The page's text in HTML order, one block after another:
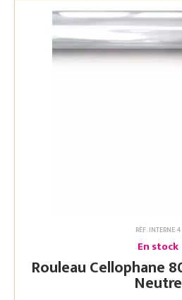
RÉF. INTERNE 4
En stock
Rouleau Cellophane 80 Cm 120M 40U
Neutre